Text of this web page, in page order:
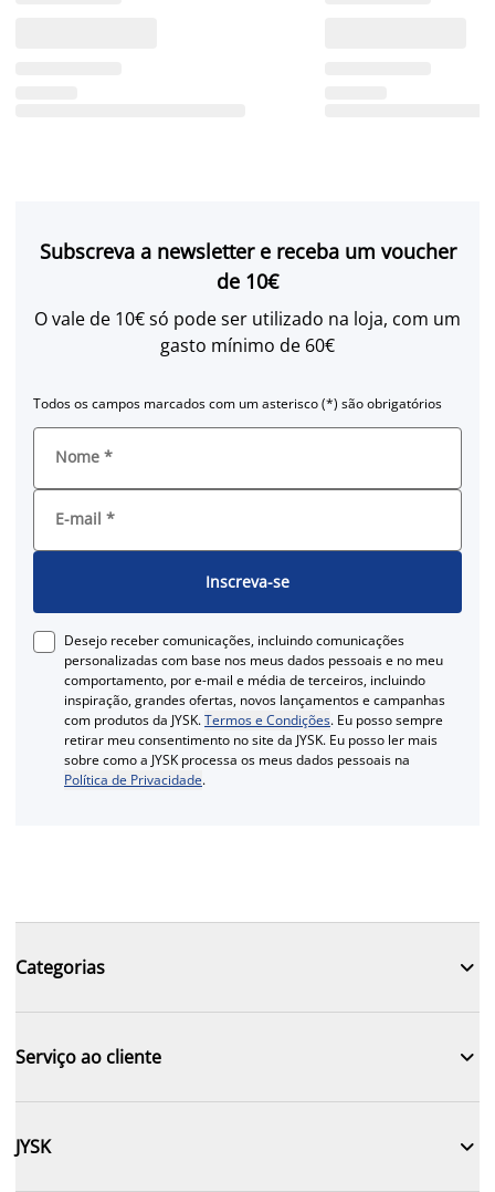
Subscreva a newsletter e receba um voucher
de 10€
O vale de 10€ só pode ser utilizado na loja, com um
gasto mínimo de 60€
Todos os campos marcados com um asterisco (*) são obrigatórios
Nome *
E-mail *
Inscreva-se
Desejo receber comunicações, incluindo comunicações
personalizadas com base nos meus dados pessoais e no meu
comportamento, por e-mail e média de terceiros, incluindo
inspiração, grandes ofertas, novos lançamentos e campanhas
com produtos da JYSK.Termos e Condições. Eu posso sempre
retirar meu consentimento no site da JYSK. Eu posso ler mais
sobre como a JYSK processa os meus dados pessoais na
Política de Privacidade.
Categorias 
Serviço ao cliente 
JYSK 